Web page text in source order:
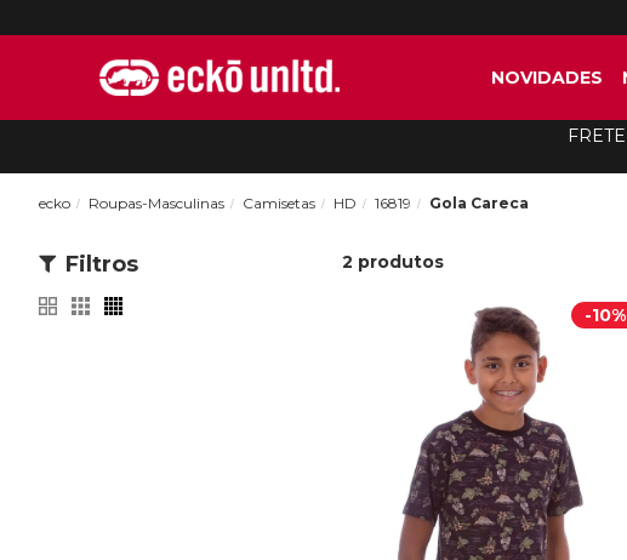
NOVIDADES
ecko Roupas-Masculinas Camisetas HD 16819 Gola Careca
Filtros 2 produtos
-10%